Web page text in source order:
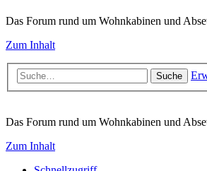
Das Forum rund um Wohnkabinen und
Zum Inhalt
Suche
Das Forum rund um Wohnkabinen und
Zum Inhalt